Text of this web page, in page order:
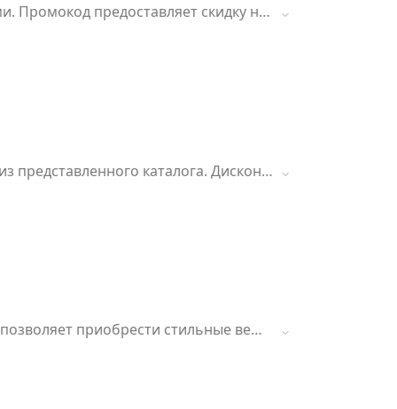
Промокод предоставляет скидку на
представленного каталога. Дисконт
на новинки, товары из
действия.
приобрести стильные вещи
происходить с любым способом